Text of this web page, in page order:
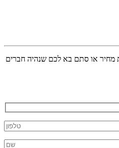
מחיר או סתם בא לכם שנהיה חברים